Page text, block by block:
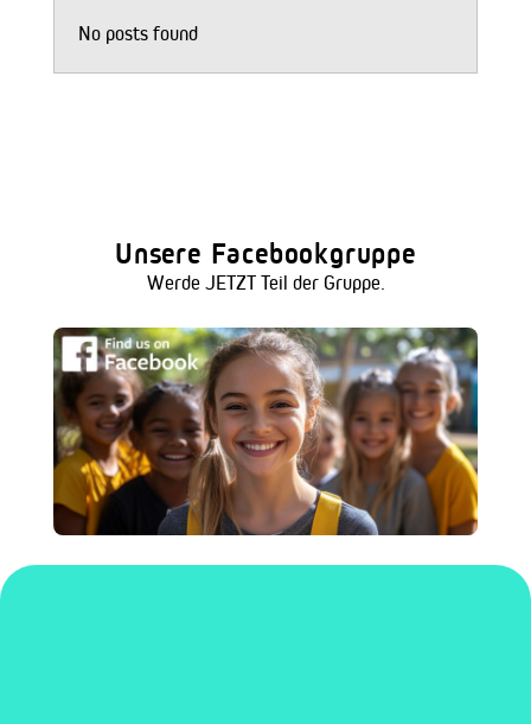
No posts found
Unsere Facebookgruppe
Werde JETZT Teil der Gruppe.